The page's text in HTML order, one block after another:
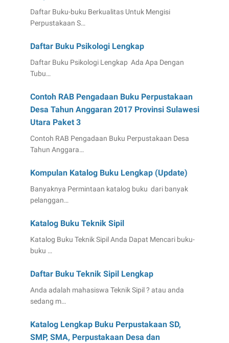
Daftar Buku-buku Berkualitas Untuk Mengisi
Perpustakaan S…
Daftar Buku Psikologi Lengkap
Daftar Buku Psikologi Lengkap Ada Apa Dengan
Tubu…
Contoh RAB Pengadaan Buku Perpustakaan
Desa Tahun Anggaran 2017 Provinsi Sulawesi
Utara Paket 3
Contoh RAB Pengadaan Buku Perpustakaan Desa
Tahun Anggara…
Kompulan Katalog Buku Lengkap (Update)
Banyaknya Permintaan katalog buku dari banyak
pelanggan…
Katalog Buku Teknik Sipil
Katalog Buku Teknik Sipil Anda Dapat Mencari buku-
buku …
Daftar Buku Teknik Sipil Lengkap
Anda adalah mahasiswa Teknik Sipil ? atau anda
sedang m…
Katalog Lengkap Buku Perpustakaan SD,
SMP, SMA, Perpustakaan Desa dan